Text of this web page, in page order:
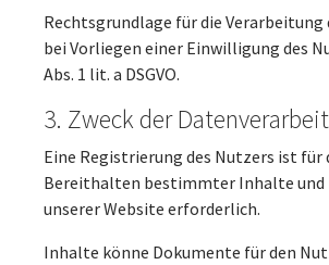
Rechtsgrundlage für die Verarbeitung
bei Vorliegen einer Einwilligung des
Abs. 1 lit. a DSGVO.
3. Zweck der
Eine Registrierung des Nutzers ist für
Bereithalten bestimmter Inhalte und
unserer Website erforderlich.
Inhalte könne Dokumente für den